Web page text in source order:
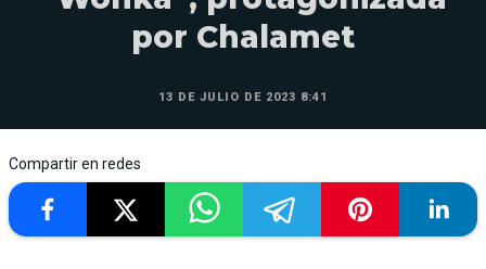
por Chalamet
13 DE JULIO DE 2023 8:41
Compartir en redes